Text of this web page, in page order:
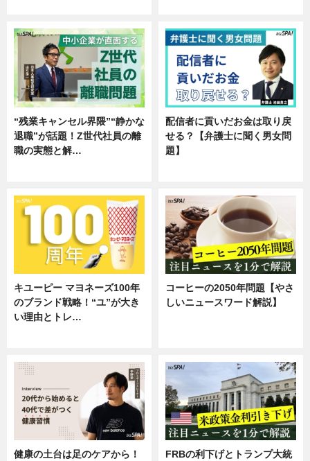
“残業キャンセル界隈”“静かな
退職”が話題！Z世代社員の離
職の実態と解…
配信者に貢いだお金は取り戻
せる？【弁護士に聞く男女問
題】
キユーピー マヨネーズ100年
のブランド戦略！“ユ”が大き
い理由とトレ…
コーヒーの2050年問題【やさ
しいニュースワード解説】
健康の土台は足のケアから！
FRBの利下げとトランプ大統